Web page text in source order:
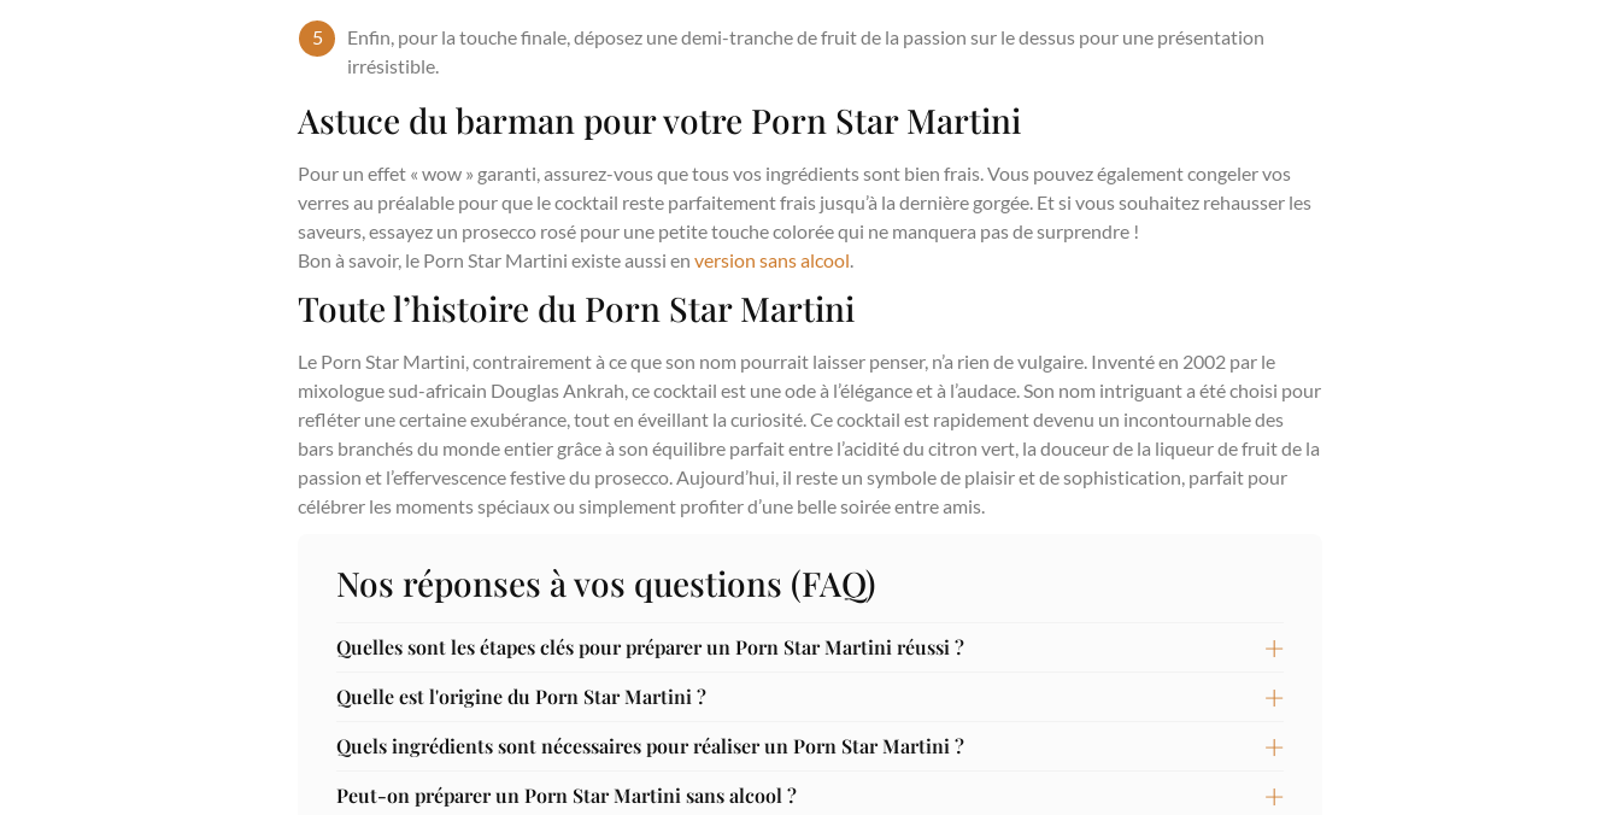
Enfin, pour la touche finale, déposez une demi-tranche de fruit de la passion sur le dessus pour une présentation
irrésistible.
Astuce du barman pour votre Porn Star Martini
Pour un effet « wow » garanti, assurez-vous que tous vos ingrédients sont bien frais. Vous pouvez également congeler vos
verres au préalable pour que le cocktail reste parfaitement frais jusqu’à la dernière gorgée. Et si vous souhaitez rehausser les
saveurs, essayez un prosecco rosé pour une petite touche colorée qui ne manquera pas de surprendre !
Bon à savoir, le Porn Star Martini existe aussi en version sans alcool
Toute l’histoire du Porn Star Martini
Le Porn Star Martini, contrairement à ce que son nom pourrait laisser penser, n’a rien de vulgaire. Inventé en 2002 par le
mixologue sud-africain Douglas Ankrah, ce cocktail est une ode à l’élégance et à l’audace. Son nom intriguant a été choisi pour
refléter une certaine exubérance, tout en éveillant la curiosité. Ce cocktail est rapidement devenu un incontournable des
bars branchés du monde entier grâce à son équilibre parfait entre l’acidité du citron vert, la douceur de la liqueur de fruit de la
passion et l’effervescence festive du prosecco. Aujourd’hui, il reste un symbole de plaisir et de sophistication, parfait pour
célébrer les moments spéciaux ou simplement profiter d’une belle soirée entre amis.
Nos réponses à vos questions (FAQ)
Quelles sont les étapes clés pour préparer un Porn Star Martini réussi ?
Quelle est l'origine du Porn Star Martini ?
Quels ingrédients sont nécessaires pour réaliser un Porn Star Martini ?
Peut-on préparer un Porn Star Martini sans alcool ?